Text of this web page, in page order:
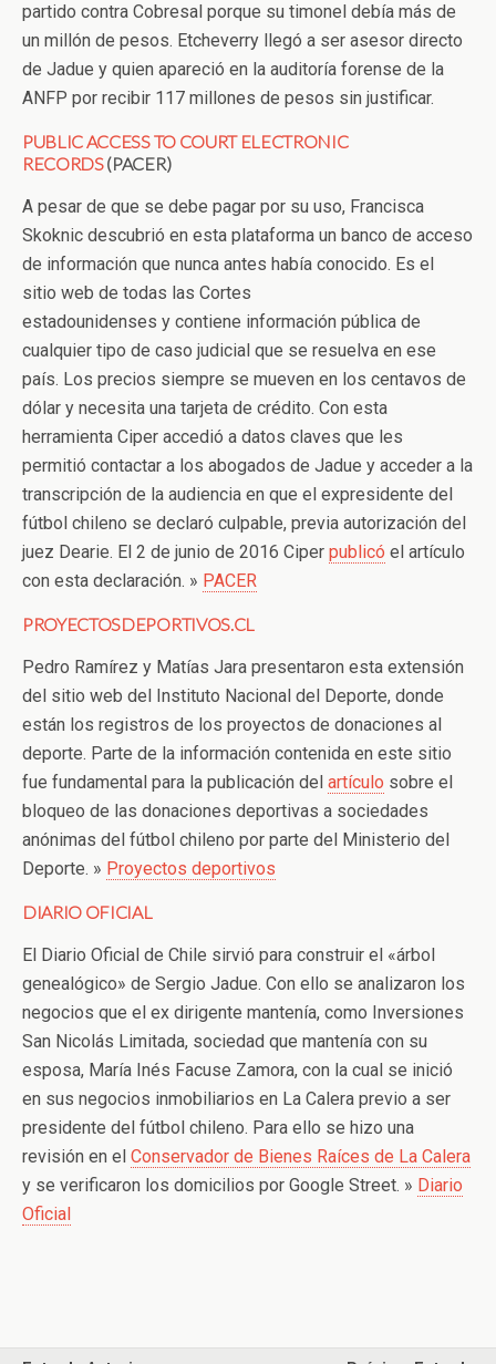
partido contra Cobresal porque su timonel debía más de
un millón de pesos. Etcheverry llegó a ser asesor directo
de Jadue y quien apareció en la auditoría forense de la
ANFP por recibir 117 millones de pesos sin justificar.
PUBLIC ACCESS TO COURT ELECTRONIC
RECORDS(PACER)
A pesar de que se debe pagar por su uso, Francisca
Skoknic descubrió en esta plataforma un banco de acceso
de información que nunca antes había conocido. Es el
sitio web de todas las Cortes
estadounidenses y contiene información pública de
cualquier tipo de caso judicial que se resuelva en ese
país. Los precios siempre se mueven en los centavos de
dólar y necesita una tarjeta de crédito. Con esta
herramienta Ciper accedió a datos claves que les
permitió contactar a los abogados de Jadue y acceder a la
transcripción de la audiencia en que el expresidente del
fútbol chileno se declaró culpable, previa autorización del
juez Dearie. El 2 de junio de 2016 Ciper publicó el artículo
con esta declaración. » PACER
PROYECTOSDEPORTIVOS.CL
Pedro Ramírez y Matías Jara presentaron esta extensión
del sitio web del Instituto Nacional del Deporte, donde
están los registros de los proyectos de donaciones al
deporte. Parte de la información contenida en este sitio
fue fundamental para la publicación del artículo sobre el
bloqueo de las donaciones deportivas a sociedades
anónimas del fútbol chileno por parte del Ministerio del
Deporte. » Proyectos deportivos
DIARIO OFICIAL
El Diario Oficial de Chile sirvió para construir el «árbol
genealógico» de Sergio Jadue. Con ello se analizaron los
negocios que el ex dirigente mantenía, como Inversiones
San Nicolás Limitada, sociedad que mantenía con su
esposa, María Inés Facuse Zamora, con la cual se inició
en sus negocios inmobiliarios en La Calera previo a ser
presidente del fútbol chileno. Para ello se hizo una
revisión en el Conservador de Bienes Raíces de La Calera
y se verificaron los domicilios por Google Street. » Diario
Oficial